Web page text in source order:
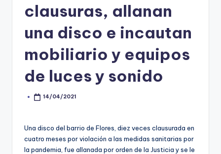
clausuras, allanan
una disco e incautan
mobiliario y equipos
de luces y sonido
Posted14/04/2021
Una disco del barrio de Flores, diez veces clausurada en
cuatro meses por violación a las medidas sanitarias por
la pandemia, fue allanada por orden de la Justicia y se le